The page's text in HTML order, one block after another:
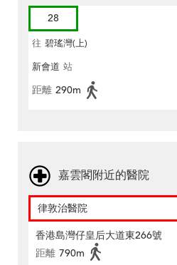
28
往 碧瑤灣(上)
新會道 站
距離 290m
嘉雲閣附近的醫院
律敦治醫院
香港島灣仔皇后大道東266號
距離 790m